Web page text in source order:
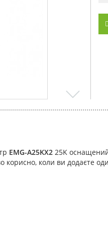
EMG-A25KX225K оснащений
коли ви додаєте